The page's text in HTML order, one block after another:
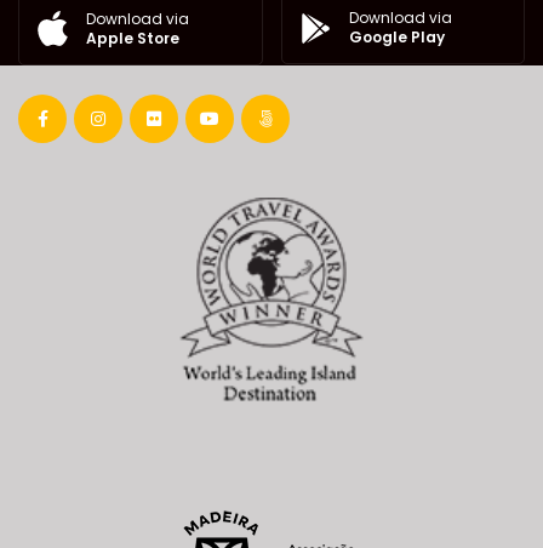
Download via
Apple Store
Download via
Google Play